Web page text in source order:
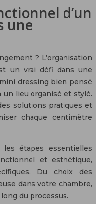
d’un
une
un vrai défi dans une
dressing bien pensé
lieu organisé et stylé.
solutions pratiques et
chaque centimètre
étapes essentielles
et esthétique,
Du choix des
dans votre chambre,
du processus.